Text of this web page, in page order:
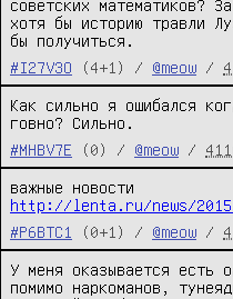
советских математиков?
хотя бы историю травли
бы получиться.
#I27V3O
(4+1) / @meow /
Как сильно я ошибался
говно? Сильно.
#MHBV7E
(0) / @meow /
http://lenta.ru/news/
#P6BTC1
(0+1) / @meow /
У меня оказывается есть
помимо наркоманов,